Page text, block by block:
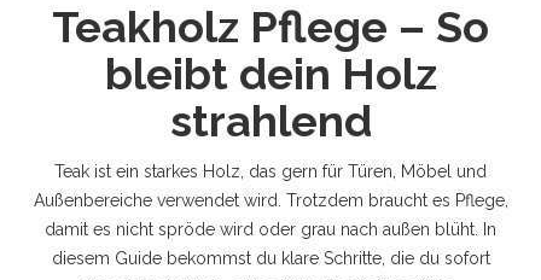
Teakholz Pflege – So
bleibt dein Holz
strahlend
Teak ist ein starkes Holz, das gern für Türen, Möbel und
Außenbereiche verwendet wird. Trotzdem braucht es Pflege,
damit es nicht spröde wird oder grau nach außen blüht. In
diesem Guide bekommst du klare Schritte, die du sofort